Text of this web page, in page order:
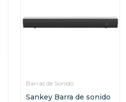
Barras de Sonido
Sankey Barra de sonido